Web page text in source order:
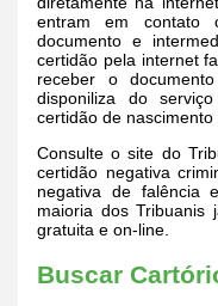
entram em contato
documento e
certidão pela internet
receber o
disponiliza do
certidão de
Consulte o site do
certidão negativa
negativa de falência
maioria dos Tribuanis
gratuita e on-line.
Buscar